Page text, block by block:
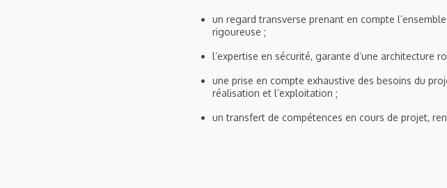
un regard transverse prenant en compte
rigoureuse ;
l’expertise en sécurité, garante d’une architecture
une prise en compte exhaustive des besoins du
réalisation et l’exploitation ;
un transfert de compétences en cours de projet,